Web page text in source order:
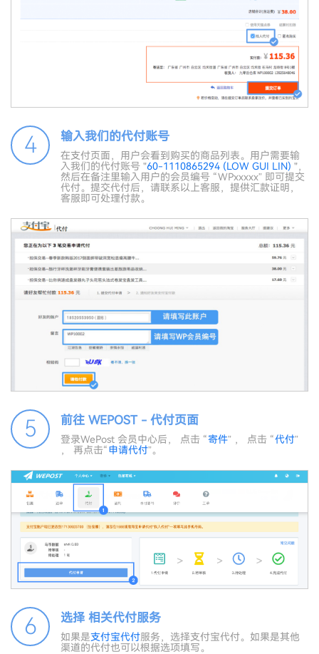
4 输入我们的代付账号
在支付页面，用户会看到购买的商品列表。用户需要输
入我们的代付账号 "60-1110865294 (LOW GUI LIN) "，
然后在备注里输入用户的会员编号 “WPxxxxx” 即可提交
代付。提交代付后，请联系以上客服，提供汇款证明，
客服即可处理付款。
5 前往 WEPOST - 代付页面
登录WePost 会员中心后， 点击 “寄件” ， 点击 “代付”
， 再点击“申请代付”。
6 选择 相关代付服务
如果是支付宝代付服务，选择支付宝代付。如果是其他
渠道的代付也可以根据选项填写。